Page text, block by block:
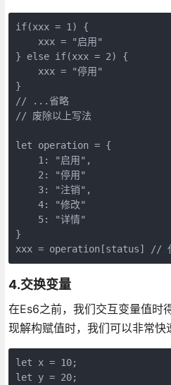
if(xxx = 1) {
    xxx = "启用"
} else if(xxx = 2) {
    xxx = "停用"
}
// ...省略
// 废除以上写法
let operation = {
    1: "启用",
    2: "停用"
    3: "注销",
    4: "修改"
    5: "详情"
}
xxx = operation[status] // 代
4.交换变量
在Es6之前，我们交互变量值时
现解构赋值时，我们可以非常快
let x = 10;
let y = 20;